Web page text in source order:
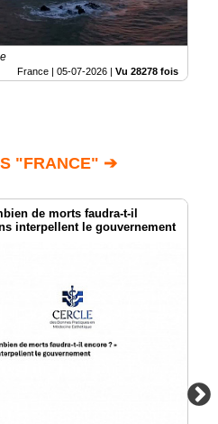
France | 05-07-2026 | Vu 28278 fois
"FRANCE" ➔
de morts faudra-t-il
interpellent le gouvernement